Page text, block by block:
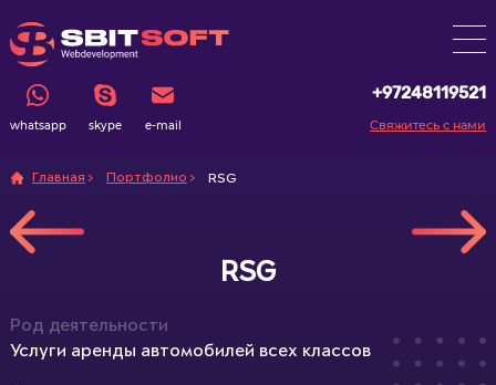
whatsapp skype e-mail
+97248119521
Свяжитесь с нами
Главная Портфолио RSG
RSG
Род деятельности
Услуги аренды автомобилей всех классов